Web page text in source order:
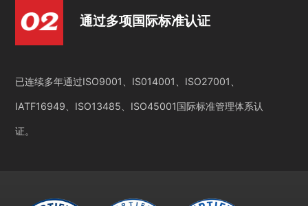
通过多项国际标准认证
已连续多年通过ISO9001、IS014001、ISO27001、
IATF16949、ISO13485、ISO45001国际标准管理体系认
证。